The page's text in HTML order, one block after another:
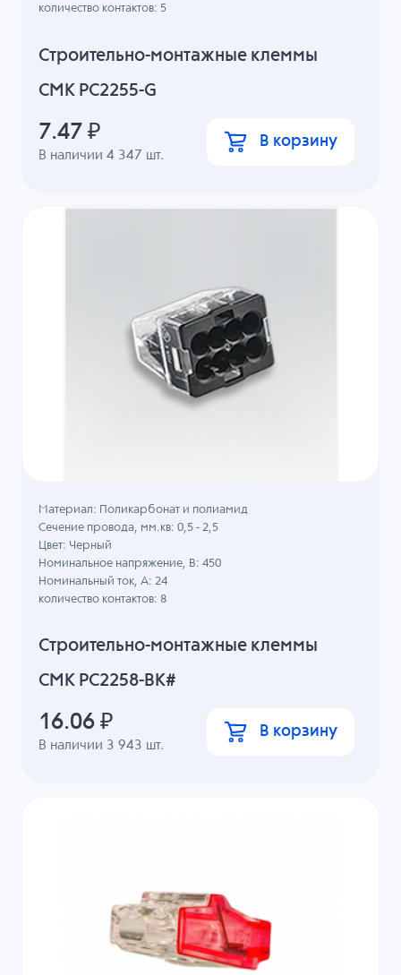
Строительно-монтажные клеммы
СМК PC2255-G
В наличии4 347 шт.
количество контактов: 5
7.47 ₽ В корзину
Строительно-монтажные клеммы
СМК PC2258-BK#
В наличии 3 943 шт.
Материал: Поликарбонат и полиамид
Сечение провода, мм.кв: 0,5 - 2,5
Цвет: Черный
Номинальное напряжение, B: 450
Номинальный ток, А: 24
количество контактов: 8
16.06 ₽ В корзину